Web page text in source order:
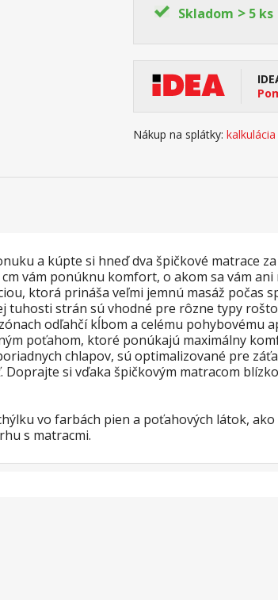
Skladom > 5 ks
Nákup na splátky: kalkulácia
a kúpte si hneď dva špičkové matrace
vám ponúknu komfort, o akom sa vám
ktorá prináša veľmi jemnú masáž počas
tuhosti strán sú vhodné pre rôzne typy
odľahčí kĺbom a celému pohybovému
poťahom, ktoré ponúkajú maximálny
chlapov, sú optimalizované pre
si vďaka špičkovým matracom
vo farbách pien a poťahových látok,
s matracmi.